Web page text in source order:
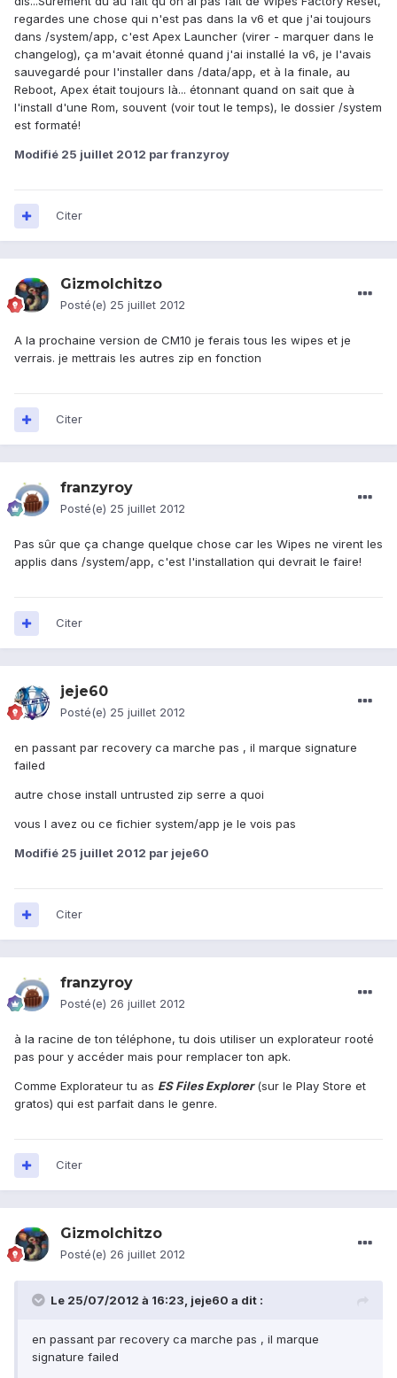
regardes une chose qui n'est pas dans la v6 et que j'ai toujours
dans /system/app, c'est Apex Launcher (virer - marquer dans le
changelog), ça m'avait étonné quand j'ai installé la v6, je l'avais
sauvegardé pour l'installer dans /data/app, et à la finale, au
Reboot, Apex était toujours là... étonnant quand on sait que à
l'install d'une Rom, souvent (voir tout le temps), le dossier /system
est formaté!
Modifié 25 juillet 2012 par franzyroy
Citer
GizmoIchitzo
Posté(e) 25 juillet 2012
A la prochaine version de CM10 je ferais tous les wipes et je
verrais. je mettrais les autres zip en fonction
Citer
franzyroy
Posté(e) 25 juillet 2012
Pas sûr que ça change quelque chose car les Wipes ne virent les
applis dans /system/app, c'est l'installation qui devrait le faire!
Citer
jeje60
Posté(e) 25 juillet 2012
en passant par recovery ca marche pas , il marque signature
failed
autre chose install untrusted zip serre a quoi
vous l avez ou ce fichier system/app je le vois pas
Modifié 25 juillet 2012 par jeje60
Citer
franzyroy
Posté(e) 26 juillet 2012
à la racine de ton téléphone, tu dois utiliser un explorateur rooté
pas pour y accéder mais pour remplacer ton apk.
Comme Explorateur tu as ES Files Explorer(sur le Play Store et
gratos) qui est parfait dans le genre.
Citer
GizmoIchitzo
Posté(e) 26 juillet 2012
Le 25/07/2012 à 16:23, jeje60 a dit :
en passant par recovery ca marche pas , il marque
signature failed